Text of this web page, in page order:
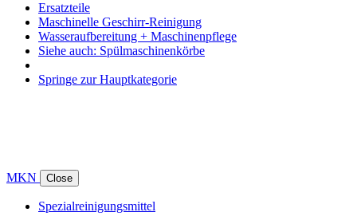
Ersatzteile
Maschinelle Geschirr-Reinigung
Wasseraufbereitung + Maschinenpflege
Siehe auch: Spülmaschinenkörbe
Springe zur Hauptkategorie
MKN Close
Spezialreinigungsmittel